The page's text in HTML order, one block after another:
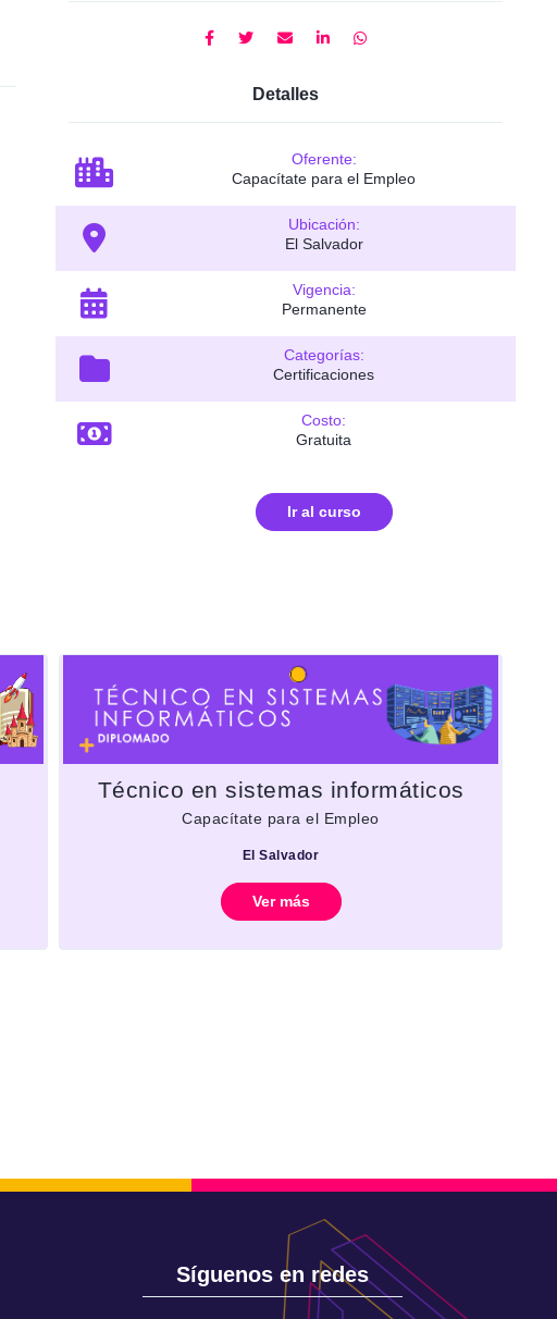
Detalles
Oferente:
Capacítate para el Empleo
Ubicación:
El Salvador
Vigencia:
Permanente
Categorías:
Certificaciones
Costo:
Gratuita
Ir al curso
Técnico en sistemas informáticos
Capacítate para el Empleo
El Salvador
Ver más
Síguenos en redes